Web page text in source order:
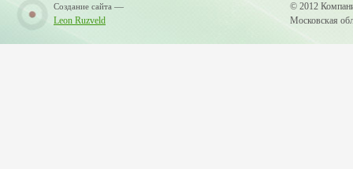
Создание сайта —
Leon Ruzveld
© 2012
Московская